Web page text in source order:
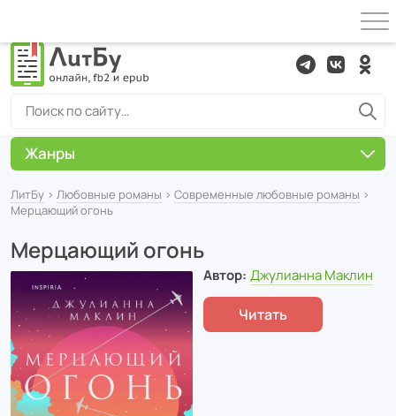
ЛитБу › Любовные романы › Современные любовные романы ›
Мерцающий огонь
Мерцающий огонь
Автор: Джулианна Маклин
Читать
Жанры